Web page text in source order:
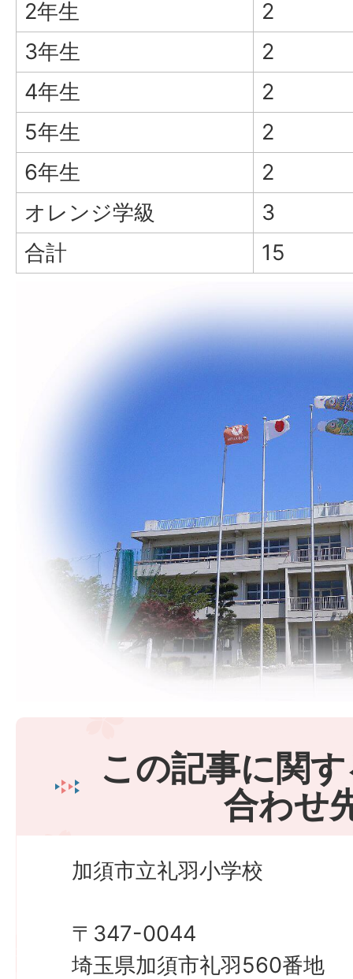
2年生
2
3年生
2
4年生
2
5年生
2
6年生
2
オレンジ学級
3
合計
15
この記事に関
合わせ
加須市立礼羽小学校
〒347-0044
埼玉県加須市礼羽560番地